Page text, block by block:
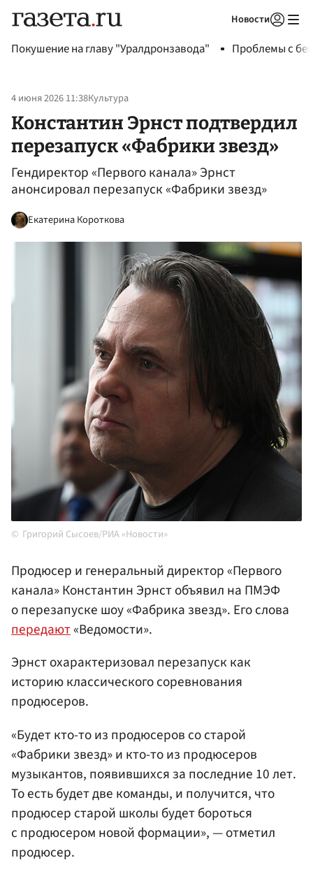
Новости
Покушение на главу "Уралдронзавода" Проблемы с
4 июня 2026 11:38Культура
Константин Эрнст подтвердил
перезапуск «Фабрики звезд»
Гендиректор «Первого канала» Эрнст
анонсировал перезапуск «Фабрики звезд»
Екатерина Короткова
Григорий Сысоев/РИА «Новости»
Продюсер и генеральный директор «Первого
канала» Константин Эрнст объявил на ПМЭФ
о перезапуске шоу «Фабрика звезд». Его слова
передают«Ведомости».
Эрнст охарактеризовал перезапуск как
историю классического соревнования
продюсеров.
«Будет кто-то из продюсеров со старой
«Фабрики звезд» и кто-то из продюсеров
музыкантов, появившихся за последние 10 лет.
То есть будет две команды, и получится, что
продюсер старой школы будет бороться
с продюсером новой формации», — отметил
продюсер.